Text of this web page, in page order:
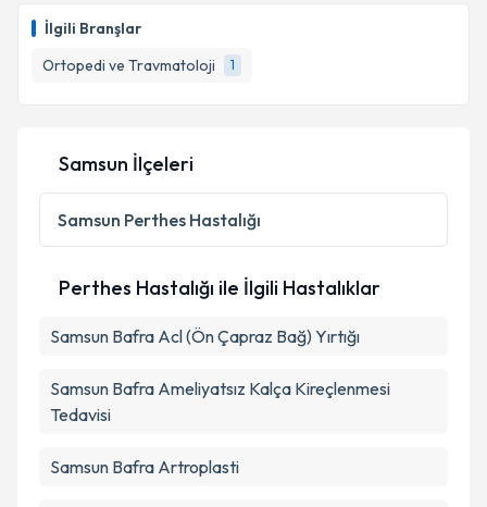
İlgili Branşlar
Ortopedi ve Travmatoloji
1
Samsun İlçeleri
Samsun Perthes Hastalığı
Perthes Hastalığı ile İlgili Hastalıklar
Samsun Bafra Acl (Ön Çapraz Bağ) Yırtığı
Samsun Bafra Ameliyatsız Kalça Kireçlenmesi
Tedavisi
Samsun Bafra Artroplasti